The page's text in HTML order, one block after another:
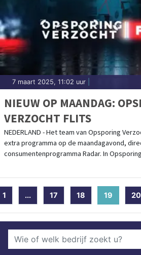
7 maart 2025, 11:02 uur
NIEUW OP MAANDAG:
VERZOCHT FLITS
NEDERLAND - Het team van Opsporing
extra programma op de maandagavond,
consumentenprogramma Radar. In
1 ... 17 18 19 (current)
20